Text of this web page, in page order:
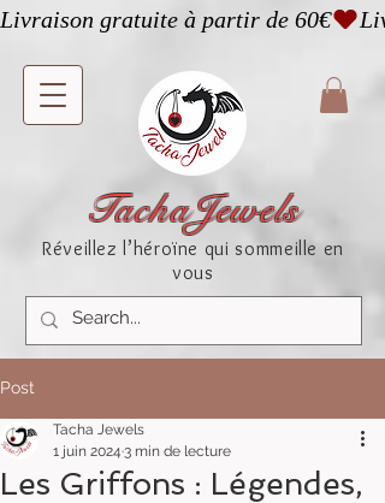
TachaJewels
Réveillez l’héroïne qui sommeille en
vous
Livraison gratuite à partir de 60€
Post
Les Griffons : Légendes,
Tacha Jewels
1 juin 2024 3 min de lecture